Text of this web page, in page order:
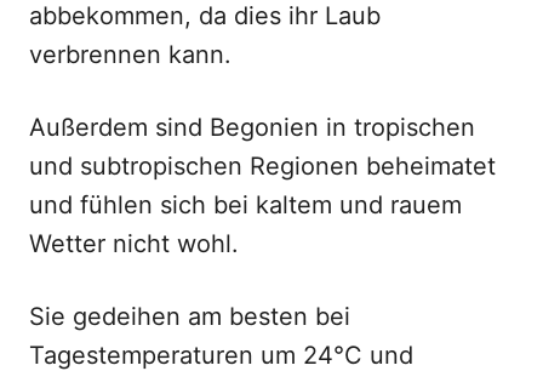
abbekommen, da dies ihr Laub
verbrennen kann.
Außerdem sind Begonien in tropischen
und subtropischen Regionen beheimatet
und fühlen sich bei kaltem und rauem
Wetter nicht wohl.
Sie gedeihen am besten bei
Tagestemperaturen um 24°C und